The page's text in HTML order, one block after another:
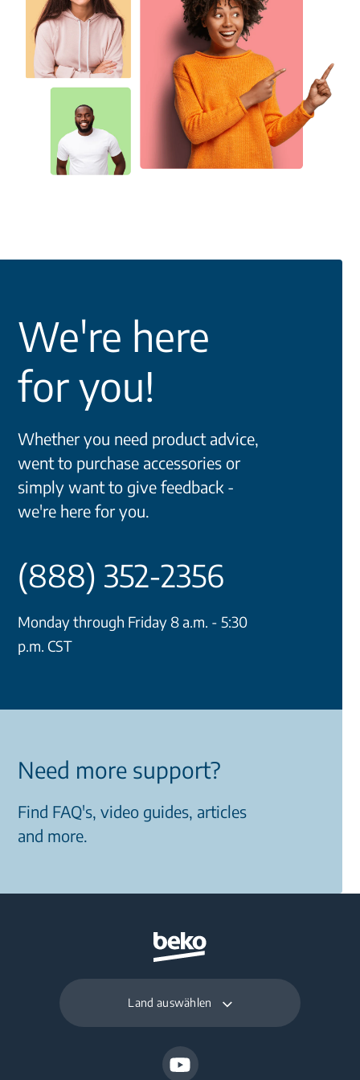
We're here
for you!
Whether you need product advice,
went to purchase accessories or
simply want to give feedback -
we're here for you.
(888) 352-2356
Monday through Friday 8 a.m. - 5:30
p.m. CST
Need more support?
Find FAQ's, video guides, articles
and more.
Land auswählen